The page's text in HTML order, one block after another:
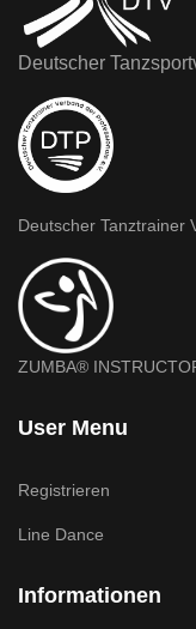
Deutscher
Deutscher Tanztrainer
ZUMBA®
User Menu
Registrieren
Line Dance
Informationen